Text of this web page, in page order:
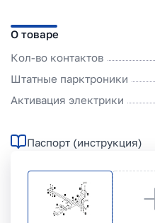
О товаре
Кол-во контактов
Штатные парктроники
Активация электрики
Паспорт (инструкция)